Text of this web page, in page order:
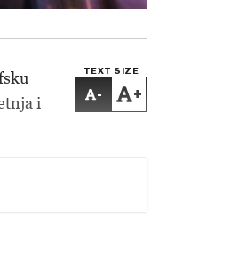
TEXT SIZE
- +
i